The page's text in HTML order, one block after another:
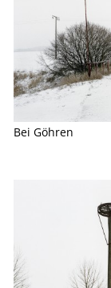
Bei Göhren